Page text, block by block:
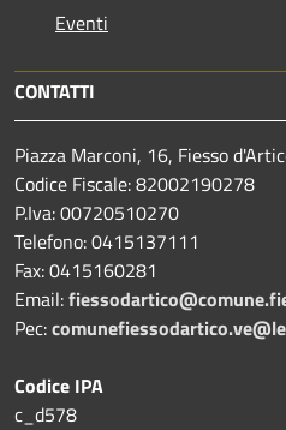
Eventi
CONTATTI
Piazza Marconi, 16, Fiesso
Codice Fiscale: 82002190278
P.Iva: 00720510270
Telefono:0415137111
Fax:0415160281
Email:
Pec:
Codice IPA
c_d578